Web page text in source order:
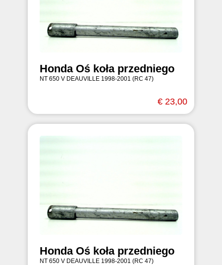
Honda Oś koła przedniego
NT 650 V DEAUVILLE 1998-2001 (RC 47)
€ 23,00
Honda Oś koła przedniego
NT 650 V DEAUVILLE 1998-2001 (RC 47)